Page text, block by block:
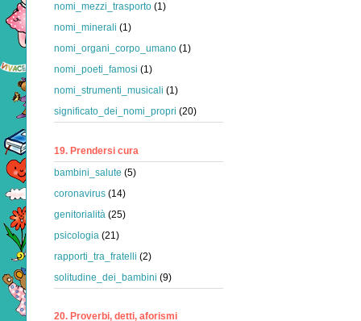
nomi_mezzi_trasporto (1)
nomi_minerali (1)
nomi_organi_corpo_umano (1)
nomi_poeti_famosi (1)
nomi_strumenti_musicali (1)
significato_dei_nomi_propri (20)
19. Prendersi cura
bambini_salute (5)
coronavirus (14)
genitorialità (25)
psicologia (21)
rapporti_tra_fratelli (2)
solitudine_dei_bambini (9)
20. Proverbi, detti, aforismi